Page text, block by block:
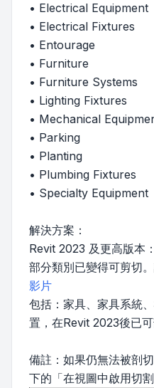
• Electrical Equipment
• Electrical Fixtures
• Entourage
• Furniture
• Furniture Systems
• Lighting Fixtures
• Mechanical
• Parking
• Planting
• Plumbing Fixtures
• Specialty Equipment
解決方案：
Revit 2023 及更高版本
部分類別已變得可剪切
影片
包括：家具、家具系統
置，在Revit 2023後已可
備註：如果仍無法被剖
下的「在視圖中啟用切